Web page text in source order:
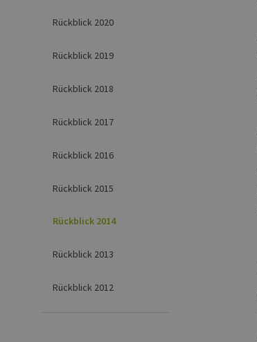
Rückblick 2020
Rückblick 2019
Rückblick 2018
Rückblick 2017
Rückblick 2016
Rückblick 2015
Rückblick 2014
Rückblick 2013
Rückblick 2012